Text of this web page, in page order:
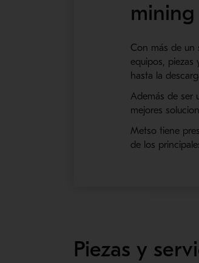
Con más de un
equipos, piezas
hasta la
Además de ser
mejores
Metso tiene
de los
Piezas y